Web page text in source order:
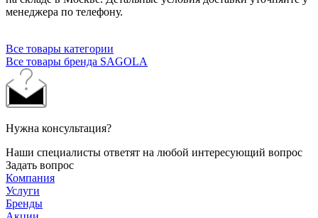
менеджера по телефону.
Все товары категории
Все товары бренда SAGOLA
Нужна консультация?
Наши специалисты ответят на любой интересующий вопрос
Задать вопрос
Компания
Услуги
Бренды